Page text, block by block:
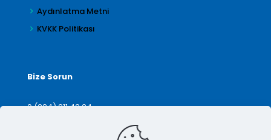
Aydınlatma Metni
KVKK Politikası
Bize Sorun
0 (224) 211 42 24